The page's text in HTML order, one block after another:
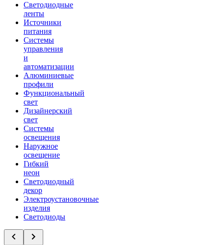
Светодиодные
ленты
Источники
питания
Системы
управления
и
автоматизации
Алюминиевые
профили
Функциональный
свет
Дизайнерский
свет
Системы
освещения
Наружное
освещение
Гибкий
неон
Светодиодный
декор
Электроустановочные
изделия
Светодиоды